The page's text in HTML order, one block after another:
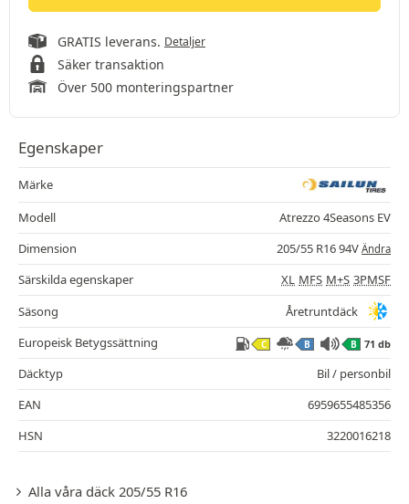
GRATIS leverans. Detaljer
Säker transaktion
Över 500 monteringspartner
Egenskaper
Märke
Modell
Atrezzo 4Seasons EV
Dimension
205/55 R16 94V Ändra
Särskilda egenskaper XL MFS M+S 3PMSF
Säsong
Åretruntdäck
Europeisk Betygssättning
C B B 71 db
Däcktyp
Bil / personbil
EAN
6959655485356
HSN
3220016218
Alla våra däck 205/55 R16